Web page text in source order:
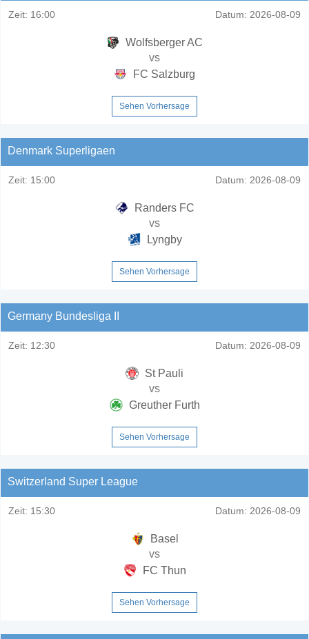
Zeit: 16:00 Datum: 2026-08-09
Wolfsberger AC
vs
FC Salzburg
Sehen Vorhersage
Denmark Superligaen
Zeit: 15:00 Datum: 2026-08-09
Randers FC
vs
Lyngby
Sehen Vorhersage
Germany Bundesliga II
Zeit: 12:30 Datum: 2026-08-09
St Pauli
vs
Greuther Furth
Sehen Vorhersage
Switzerland Super League
Zeit: 15:30 Datum: 2026-08-09
Basel
vs
FC Thun
Sehen Vorhersage